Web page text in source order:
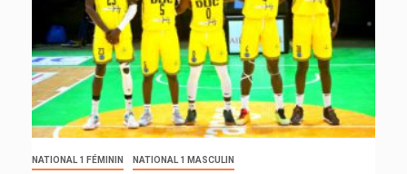
NATIONAL 1 FÉMININ NATIONAL 1 MASCULIN